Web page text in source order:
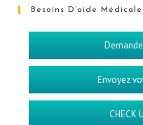
Besoins D’aide Médicale
Envoyez
CHECK